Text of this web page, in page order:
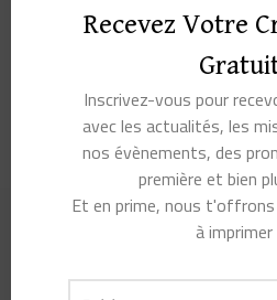
Comment se réconcilier
crocheter du velours sans
Pas le temps de crocheter ?
slasheuse pour créer sans
Recevez Votre
Inscrivez-vous pour
avec les actualités, les
nos évènements, des
première et bien
Et en prime, nous
à